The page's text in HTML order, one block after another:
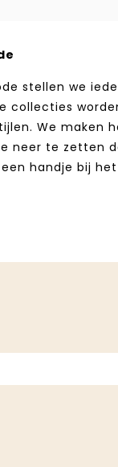
stellen we
collecties
We maken
neer te zetten
handje bij